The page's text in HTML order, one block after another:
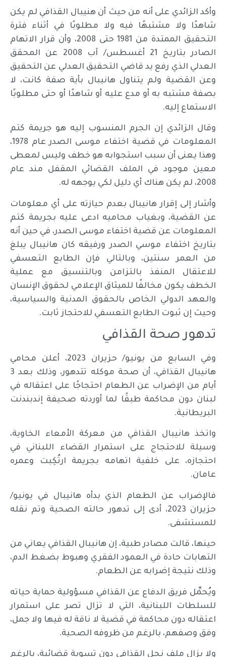
وأكد الزائدي على أنه من حيث أن هنيبال القذافي لم يكن
شاهدًا ولا مشتبهًا فيه ولا مطلوبًا في أثناء فترة
التحقيق الممتدة من 1981 حتى 2008، وأن قرار الاتهام
الصادر بتاريخ 21 أغسطس/ آب 2008 عن المحقق
العدلي الذي رفع يد قاضي التحقيق العدلي عن التحقيق
وعن القضية ولم يتناول هانيبال بأية صفة كانت، لا
بصفة مشتبه به أو مدع عليه أو شاهدًا أو حتى مطلوبًا
الاستماع إليه.
وقال الزائدي إن الجرم المنسوب إليه هو جريمة كتم
المعلومات في قضية اختفاء موسى الصدر عام 1978،
وهذا يعنى أن سبب استجوابه هو خطف وليس لمعطى
معين موجود في الملف القضائي المقفل مند عام
2008، لم يكن هناك أي دليل لكي يوجهه له.
وأشار إلى إقرار هانيبال بعدم حيازته على أي معلومات
عن القضية، وبغياب محاميه ادعى عليه بجريمة كتم
المعلومات عن قضية اختفاء موسى الصدر، في حين أنه
بتاريخ اختفاء موسي الصدر ورفيقه كان هانيبال يبلغ
من العمر سنتين، وبالتالي فإن الطابع التعسفي
للاعتقال المنفذ بالتزامن وبالتنسيق مع عملية
الخطف يكون مخالفًا للميثاق الإعلامي لحقوق الإنسان
والعهد الدولي الخاص بالحقوق المدنية والسياسية،
وحيث إن ثبوت الطابع التعسفي للاحتجاز ثابت.
تدهور صحة القذافي
وفي السابع من يونيو/ حزيران 2023، أعلن محامي
هانيبال القذافي، أن صحة موكله تتدهور، وذلك بعد 3
أيام من الإضراب عن الطعام احتجاجًا على اعتقاله في
لبنان دون محاكمة طبقًا لما أوردته صحيفة إندبندنت
البريطانية.
واتخذ هانيبال القذافي من معركة الأمعاء الخاوية،
وسيلة للاحتجاج على استمرار القضاء اللبناني في
احتجازه، على خلفية اتهامه بجريمة ارتُكِبت وعمره
عامان.
فالإضراب عن الطعام الذي بدأه هانيبال في يونيو/
حزيران 2023، أدى إلى تدهور حالته الصحية وتم نقله
للمستشفى.
حينها، قالت مصادر طبية، إن هانيبال القذافي يعاني من
التهابات حادة في العمود الفقري وهبوط بضغط الدم،
وذلك نتيجة إضرابه عن الطعام.
ويُحمِّل فريق الدفاع عن القذافي مسؤولية حماية حياته
للسلطات اللبنانية، التي لا تزال تصر على استمرار
اعتقاله دون محاكمة في قضية لا ناقة له فيها ولا جمل،
وفق وصفهم، بالرغم من ظروفه الصحية.
ولا يزال ملف نجل القذافي دون تسوية قضائية، بالرغم